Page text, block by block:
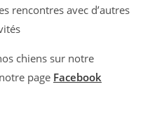
rencontres avec d’autres
chiens sur notre
page Facebook